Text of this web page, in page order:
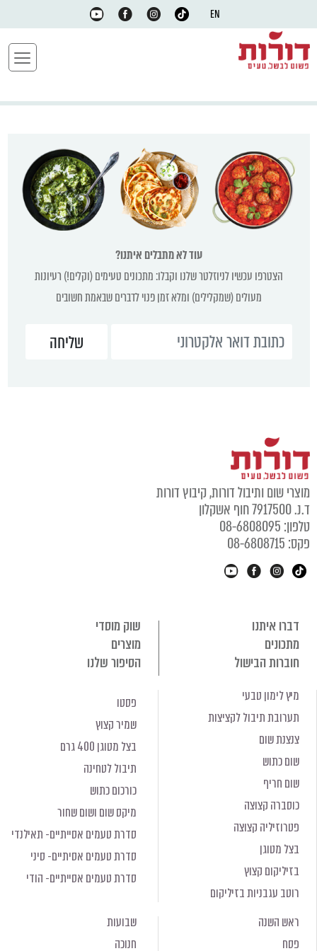
EN
עוד לא מתבלים איתנו?
הצטרפו עכשיו לניוזלטר שלנו וקבלו: מתכונים טעימים (וקלים!) רעיונות
מעולים (שמקלילים) ומלא זמן פנוי לדברים שבאמת חשובים
מוצרי שום ותיבול דורות, קיבוץ דורות
ד.נ. 7917500 חוף אשקלון
טלפון: 08-6808095
פקס: 08-6808715
דברו איתנו
שוק מוסדי
מתכונים
מוצרים
חוברות הבישול
הסיפור שלנו
מיץ לימון טבעי
תערובת תיבול לקציצות
צנצנת שום
שום כתוש
שום חריף
כוסברה קצוצה
פטרוזיליה קצוצה
בצל מטוגן
בזיליקום קצוץ
רוטב עגבניות בזיליקום
פסטו
שמיר קצוץ
בצל מטוגן 400 גרם
תיבול לטחינה
כורכום כתוש
מיקס שום ושום שחור
סדרת טעמים אסייתיים- תאילנדי
סדרת טעמים אסיתיים- סיני
סדרת טעמים אסייתיים- הודי
ראש השנה
פסח
שבועות
חנוכה